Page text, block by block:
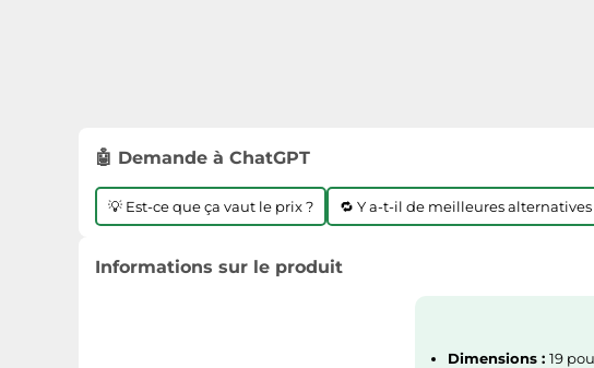
🤖 Demande à ChatGPT
💡 Est-ce que ça vaut le prix ? 🔁 Y a-t-il de meilleures alternatives
Informations sur le produit
Dimensions : 19